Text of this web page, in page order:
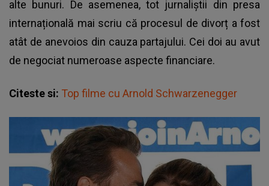
alte bunuri. De asemenea, tot jurnaliștii din presa
internațională mai scriu că procesul de divorț a fost
atât de anevoios din cauza partajului. Cei doi au avut
de negociat numeroase aspecte financiare.
Citeste si: Top filme cu Arnold Schwarzenegger